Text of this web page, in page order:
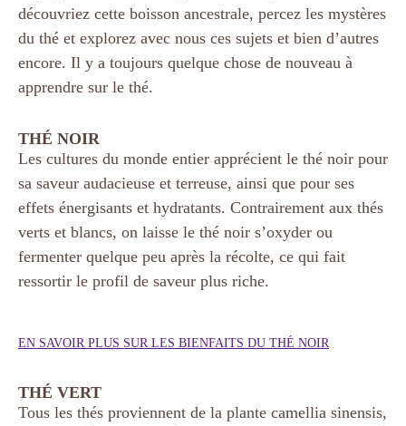
découvriez cette boisson ancestrale, percez les mystères
du thé et explorez avec nous ces sujets et bien d’autres
encore. Il y a toujours quelque chose de nouveau à
apprendre sur le thé.
THÉ NOIR
Les cultures du monde entier apprécient le thé noir pour
sa saveur audacieuse et terreuse, ainsi que pour ses
effets énergisants et hydratants. Contrairement aux thés
verts et blancs, on laisse le thé noir s’oxyder ou
fermenter quelque peu après la récolte, ce qui fait
ressortir le profil de saveur plus riche.
EN SAVOIR PLUS SUR LES BIENFAITS DU THÉ NOIR
THÉ VERT
Tous les thés proviennent de la plante camellia sinensis,